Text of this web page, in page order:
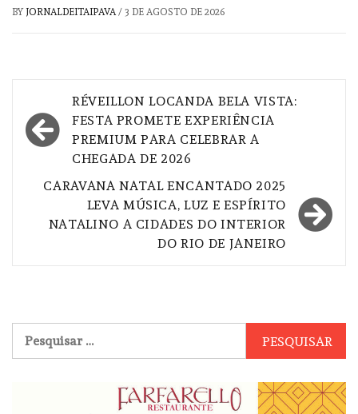
BY JORNALDEITAIPAVA/ 3 DE AGOSTO DE 2026
Navegação
de
Post
RÉVEILLON LOCANDA BELA VISTA:
FESTA PROMETE EXPERIÊNCIA
PREMIUM PARA CELEBRAR A
CHEGADA DE 2026
CARAVANA NATAL ENCANTADO 2025
LEVA MÚSICA, LUZ E ESPÍRITO
NATALINO A CIDADES DO INTERIOR
DO RIO DE JANEIRO